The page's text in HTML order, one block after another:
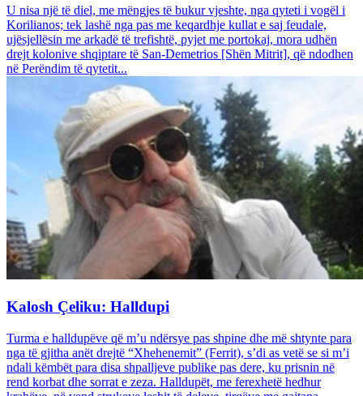
U nisa një të diel, me mëngjes të bukur vjeshte, nga qyteti i vogël i
Korilianos; tek lashë nga pas me keqardhje kullat e saj feudale,
ujësjellësin me arkadë të trefishtë, pyjet me portokaj, mora udhën
drejt kolonive shqiptare të San-Demetrios [Shën Mitrit], që ndodhen
në Perëndim të qytetit...
Kalosh Çeliku: Halldupi
Turma e halldupëve që m’u ndërsye pas shpine dhe më shtynte para
nga të gjitha anët drejtë “Xhehenemit” (Ferrit), s’di as vetë se si m’i
ndali këmbët para disa shpalljeve publike pas dere, ku prisnin në
rend korbat dhe sorrat e zeza. Halldupët, me ferexhetë hedhur